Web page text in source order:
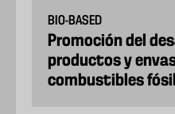
BIO-BASED
Promoción del
productos y
combustibles